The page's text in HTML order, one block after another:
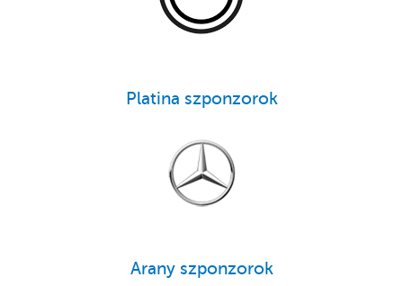
Platina szponzorok
Arany szponzorok